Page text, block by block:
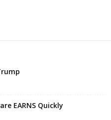
EARNS Quickly